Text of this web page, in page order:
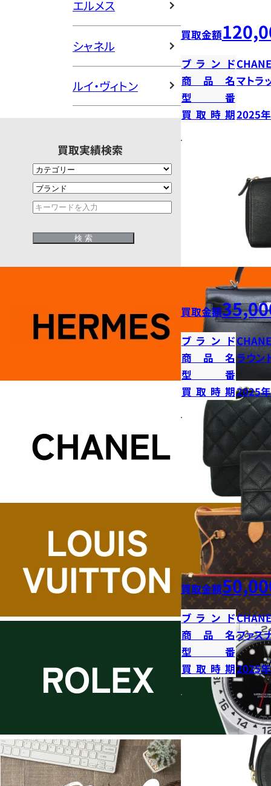
エルメス
シャネル
ルイ・ヴィトン
買取実績検索
買取金額
ブランド
商品名マト
型番
買取時期2025
買取金額
ブランド
商品名 ラウン
型番
買取時期2025
買取金額
ブランド
商品名ファス
型番
買取時期2025